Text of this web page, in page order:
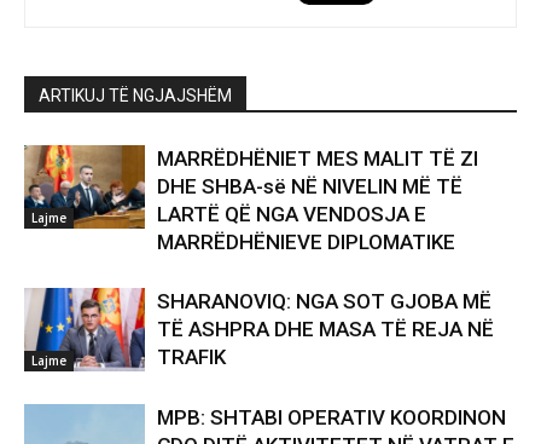
ARTIKUJ TË NGJAJSHËM
Lajme
MARRËDHËNIET MES MALIT TË ZI
DHE SHBA-së NË NIVELIN MË TË
LARTË QË NGA VENDOSJA E
MARRËDHËNIEVE DIPLOMATIKE
Lajme
SHARANOVIQ: NGA SOT GJOBA MË
TË ASHPRA DHE MASA TË REJA NË
TRAFIK
MPB: SHTABI OPERATIV KOORDINON